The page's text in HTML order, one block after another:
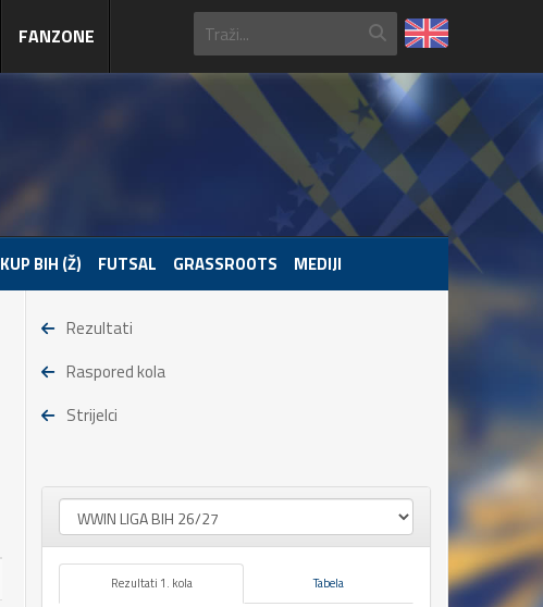
FANZONE
KUP BIH (Ž) FUTSAL GRASSROOTS MEDIJI
Rezultati
Raspored kola
Strijelci
Rezultati 1. kola Tabela